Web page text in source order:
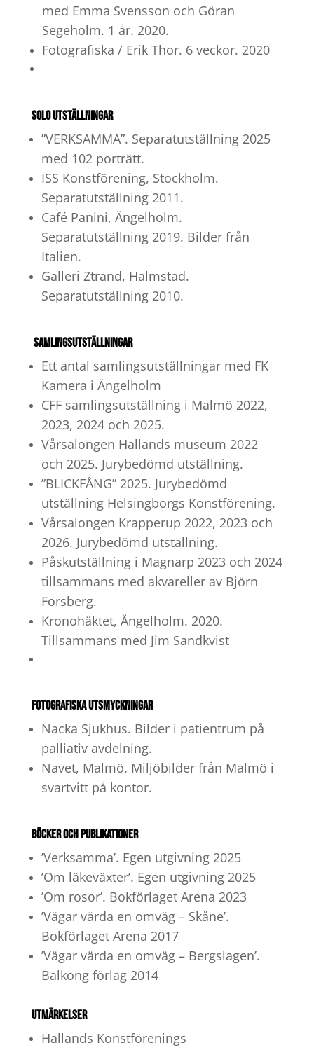
med Emma Svensson och Göran
Segeholm. 1 år. 2020.
Fotografiska / Erik Thor. 6 veckor. 2020
Solo UTSTÄLLNINGAR
”VERKSAMMA”. Separatutställning 2025
med 102 porträtt.
ISS Konstförening, Stockholm.
Separatutställning 2011.
Café Panini, Ängelholm.
Separatutställning 2019. Bilder från
Italien.
Galleri Ztrand, Halmstad.
Separatutställning 2010.
SAMLINGSUTSTÄLLNINGAR
Ett antal samlingsutställningar med FK
Kamera i Ängelholm
CFF samlingsutställning i Malmö 2022,
2023, 2024 och 2025.
Vårsalongen Hallands museum 2022
och 2025. Jurybedömd utställning.
”BLICKFÅNG” 2025. Jurybedömd
utställning Helsingborgs Konstförening.
Vårsalongen Krapperup 2022, 2023 och
2026. Jurybedömd utställning.
Påskutställning i Magnarp 2023 och 2024
tillsammans med akvareller av Björn
Forsberg.
Kronohäktet, Ängelholm. 2020.
Tillsammans med Jim Sandkvist
FOTOGRAFISKA UTSMYCKNINGAR
Nacka Sjukhus. Bilder i patientrum på
palliativ avdelning.
Navet, Malmö. Miljöbilder från Malmö i
svartvitt på kontor.
BÖCKER OCH PUBLIKATIONER
’Verksamma’. Egen utgivning 2025
’Om läkeväxter’. Egen utgivning 2025
’Om rosor’. Bokförlaget Arena 2023
’Vägar värda en omväg – Skåne’.
Bokförlaget Arena 2017
’Vägar värda en omväg – Bergslagen’.
Balkong förlag 2014
UTMÄRKELSER
Hallands Konstförenings